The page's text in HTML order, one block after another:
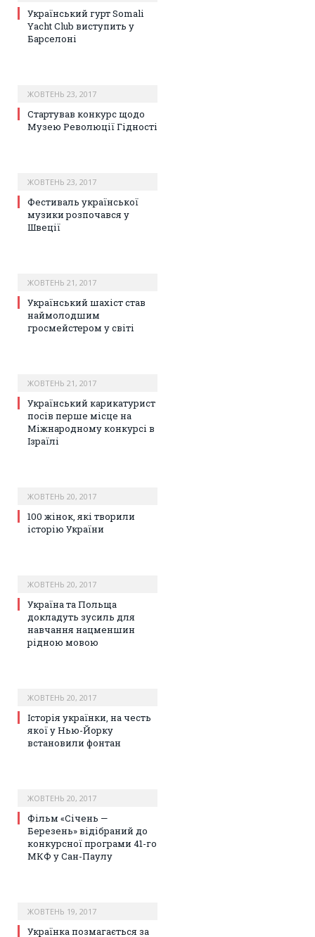
Український гурт Somali
Yacht Club виступить у
Барселоні
ЖОВТЕНЬ 23, 2017
Стартував конкурс щодо
Музею Революції Гідності
ЖОВТЕНЬ 23, 2017
Фестиваль української
музики розпочався у
Швеції
ЖОВТЕНЬ 21, 2017
Український шахіст став
наймолодшим
гросмейстером у світі
ЖОВТЕНЬ 21, 2017
Український карикатурист
посів перше місце на
Міжнародному конкурсі в
Ізраїлі
ЖОВТЕНЬ 20, 2017
100 жінок, які творили
історію України
ЖОВТЕНЬ 20, 2017
Україна та Польща
докладуть зусиль для
навчання нацменшин
рідною мовою
ЖОВТЕНЬ 20, 2017
Історія українки, на честь
якої у Нью-Йорку
встановили фонтан
ЖОВТЕНЬ 20, 2017
Фільм «Січень —
Березень» відібраний до
конкурсної програми 41-го
МКФ у Сан-Паулу
ЖОВТЕНЬ 19, 2017
Українка позмагається за